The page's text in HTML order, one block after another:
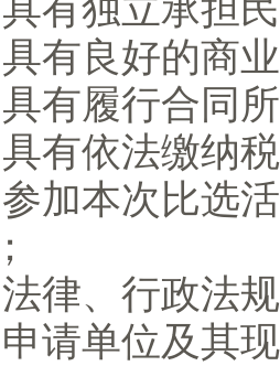
有独立承担
有良好的商
有履行合同
有依法缴纳
加本次 比选
律、行政法
申请单位及其